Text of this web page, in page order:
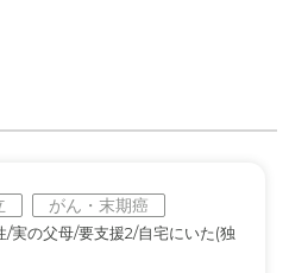
がん・末期癌
/実の父母/要支援2/自宅にいた(独